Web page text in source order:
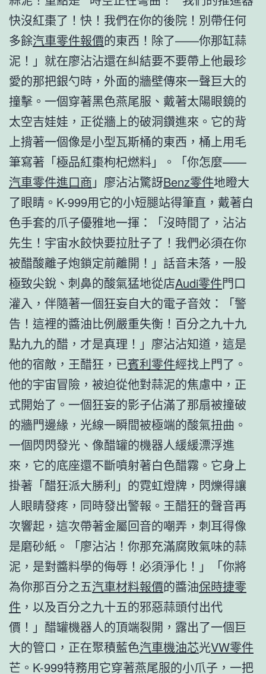
快沒紅棗了！快！我們在你的後院！別帶任何
多餘汽車零件報價的東西！除了——你那缸蒜
泥！」就在廖沾沾還在糾結要不要帶上他最珍
愛的那把銀勺時，外面的牆壁傳來一聲巨大的
撞擊。一個穿著黑色燕尾服、戴著太陽眼鏡的
太空吉娃娃，正從牆上的破洞鑽進來。它的背
上揹著一個像是小型瓦斯桶的東西，桶上用毛
筆寫著「極品紅棗枸杞燃料」。「你怎麼——
汽車零件進口商 」廖沾沾驚訝Benz零件地瞪大
了眼睛。K-999用它的小短腿站得筆直，戴著白
色手套的爪子優雅地一揮：「沒時間了，沾沾
先生！宇宙水餃快要拉肚子了！我們必須在你
被醋酸離子炮鎖定前離開！」話音未落，一股
極致尖銳、刺鼻的酸氣猛地從店Audi零件門口
灌入，伴隨著一個狂妄自大的電子音效：「警
告！這裡的醬油比例嚴重失衡！百分之九十九
點九九的醋，才是真理！」廖沾沾知道，這是
他的宿敵，王醋狂，已賓利零件經找上門了。
他的宇宙冒險，被迫從他對蒜泥的焦慮中，正
式開始了。一個狂妄的影子佔滿了那扇被撞破
的牆門邊緣，光線一瞬間被極端的酸氣扭曲。
一個閃閃發光、像醋罐的機器人緩緩漂浮進
來，它的底座還不斷噴射著白色醋霧。它身上
掛著「醋狂派大勝利」的霓虹燈牌，閃爍得讓
人眼睛發疼，同時發出警報。王醋狂的聲音再
次響起，這次帶著金屬回音的嘲弄，刺耳得像
是磨砂紙。「廖沾沾！你那充滿腐敗氣味的蒜
泥，是對醬料學的侮辱！必須淨化！」「你將
為你那百分之五汽車材料報價的醬油保時捷零
件 ，以及百分之九十五的邪惡蒜頭付出代
價！」醋罐機器人的頂端裂開，露出了一個巨
大的管口，正在聚積藍色汽車機油芯光VW零件
芒。K-999特務用它穿著燕尾服的小爪子，一把